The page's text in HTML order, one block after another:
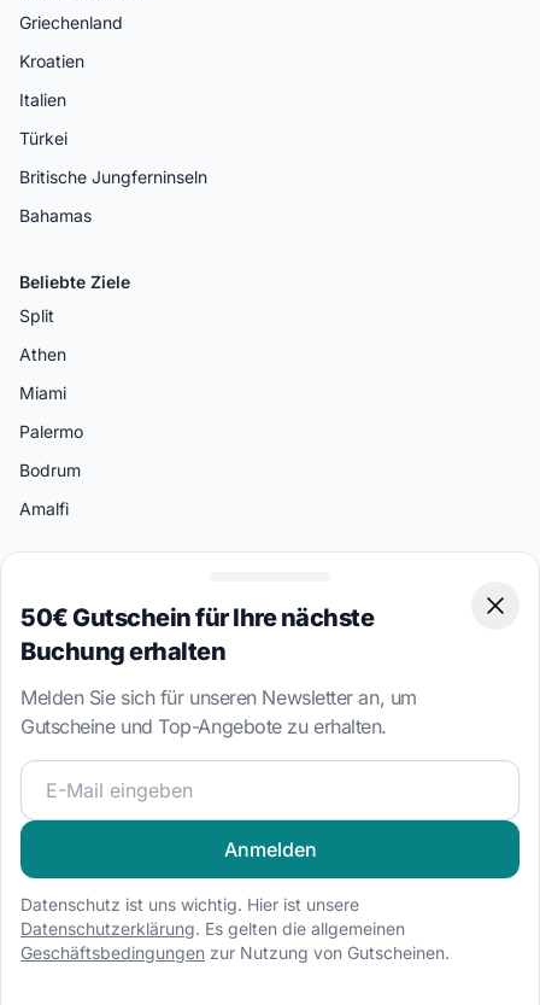
Griechenland
Kroatien
Italien
Türkei
Britische Jungferninseln
Bahamas
Beliebte Ziele
Split
Athen
Miami
Palermo
Bodrum
Amalfi
Segelboot Charter
Katamaran Charter
Motorboot Charter
Gulet Charter
Hausboot Charter
RIB Charter
Unsere vertrauten Partner
Mitglied der 5 Seasons Yachting Group
50€ Gutschein für Ihre nächste
Buchung erhalten
Melden Sie sich für unseren Newsletter an, um
Gutscheine und Top-Angebote zu erhalten.
Werden Sie Teil unserer Segelcommunity und erhalten
Anmelden
Datenschutz ist uns wichtig. Hier ist unsere
Datenschutzerklärung. Es gelten die allgemeinen
Geschäftsbedingungen zur Nutzung von Gutscheinen.